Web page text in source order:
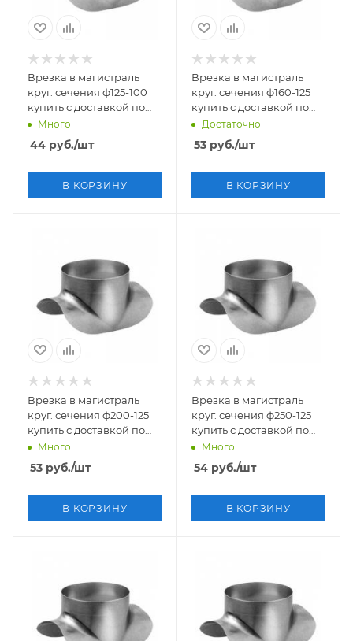
Врезка в магистраль
круг. сечения ф125-100
купить с доставкой по
России
Много
44 руб./шт
В КОРЗИНУ
Врезка в магистраль
круг. сечения ф160-125
купить с доставкой по
России
Достаточно
53руб./шт
В КОРЗИНУ
Врезка в магистраль
круг. сечения ф200-125
купить с доставкой по
России
Много
53 руб./шт
В КОРЗИНУ
Врезка в магистраль
круг. сечения ф250-125
купить с доставкой по
России
Много
54руб./шт
В КОРЗИНУ